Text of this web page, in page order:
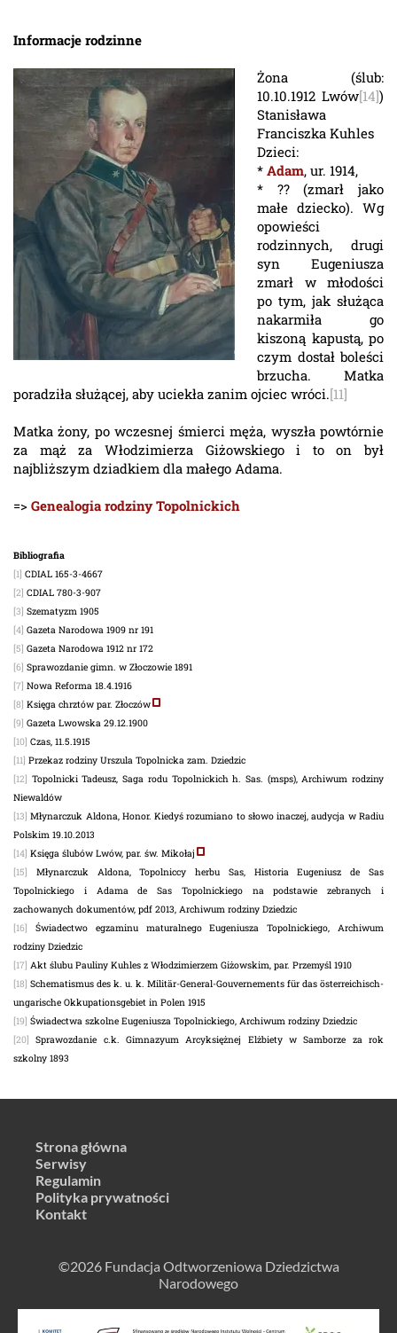
Informacje rodzinne
Żona (ślub:
10.10.1912 Lwów[14])
Stanisława
Franciszka Kuhles
Dzieci:
* Adam, ur. 1914,
* ?? (zmarł jako
małe dziecko). Wg
opowieści
rodzinnych, drugi
syn Eugeniusza
zmarł w młodości
po tym, jak służąca
nakarmiła go
kiszoną kapustą, po
czym dostał boleści
brzucha. Matka
poradziła służącej, aby uciekła zanim ojciec wróci.[11]
Matka żony, po wczesnej śmierci męża, wyszła powtórnie
za mąż za Włodzimierza Giżowskiego i to on był
najbliższym dziadkiem dla małego Adama.
=> Genealogia rodziny Topolnickich
Bibliografia
[1] CDIAL 165-3-4667
[2] CDIAL 780-3-907
[3] Szematyzm 1905
[4] Gazeta Narodowa 1909 nr 191
[5] Gazeta Narodowa 1912 nr 172
[6] Sprawozdanie gimn. w Złoczowie 1891
[7] Nowa Reforma 18.4.1916
[8] Księga chrztów par. Złoczów
[9] Gazeta Lwowska 29.12.1900
[10] Czas, 11.5.1915
[11] Przekaz rodziny Urszula Topolnicka zam. Dziedzic
[12] Topolnicki Tadeusz, Saga rodu Topolnickich h. Sas. (msps), Archiwum rodziny
Niewaldów
[13] Młynarczuk Aldona, Honor. Kiedyś rozumiano to słowo inaczej, audycja w Radiu
Polskim 19.10.2013
[14] Księga ślubów Lwów, par. św. Mikołaj
[15] Młynarczuk Aldona, Topolniccy herbu Sas, Historia Eugeniusz de Sas
Topolnickiego i Adama de Sas Topolnickiego na podstawie zebranych i
zachowanych dokumentów, pdf 2013, Archiwum rodziny Dziedzic
[16] Świadectwo egzaminu maturalnego Eugeniusza Topolnickiego, Archiwum
rodziny Dziedzic
[17] Akt ślubu Pauliny Kuhles z Włodzimierzem Giżowskim, par. Przemyśl 1910
[18] Schematismus des k. u. k. Militär-General-Gouvernements für das österreichisch-
ungarische Okkupationsgebiet in Polen 1915
[19] Świadectwa szkolne Eugeniusza Topolnickiego, Archiwum rodziny Dziedzic
[20] Sprawozdanie c.k. Gimnazyum Arcyksiężnej Elżbiety w Samborze za rok
szkolny 1893
Strona główna
Serwisy
Regulamin
Polityka prywatności
Kontakt
©2026 Fundacja Odtworzeniowa Dziedzictwa
Narodowego